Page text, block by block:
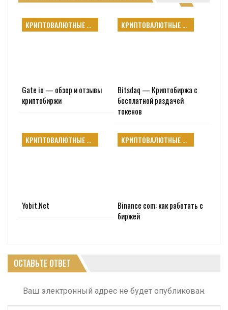
КРИПТОВАЛЮТНЫЕ БИРЖИ
Gate io — обзор и отзывы
криптобиржи
КРИПТОВАЛЮТНЫЕ БИРЖИ
Bitsdaq — Криптобиржа с
бесплатной раздачей
токенов
КРИПТОВАЛЮТНЫЕ БИРЖИ
Yobit.Net
КРИПТОВАЛЮТНЫЕ БИРЖИ
Binance com: как работать с
биржей
ОСТАВЬТЕ ОТВЕТ
Ваш электронный адрес не будет опубликован.